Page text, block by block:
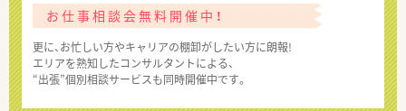
お仕事相談会無料開催中！
更に、お忙しい方やキャリアの棚卸がしたい方に朗報!
エリアを熟知したコンサルタントによる、
“出張”個別相談サービスも同時開催中です。